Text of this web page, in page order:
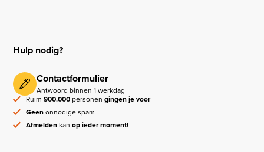
Hulp nodig?
Contactformulier
Antwoord binnen 1 werkdag
Ruim900.000personengingen je voor
Geenonnodige spam
Afmeldenkanop ieder moment!